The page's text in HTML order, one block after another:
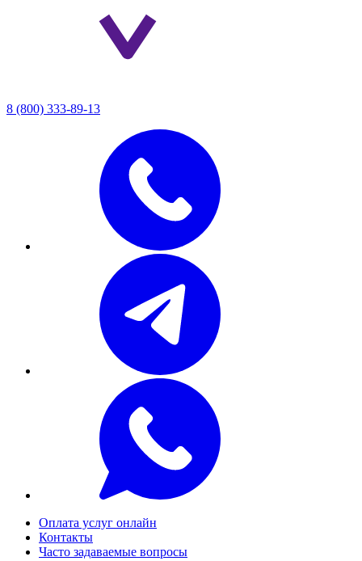
8 (800) 333-89-13
Оплата услуг онлайн
Контакты
Часто задаваемые вопросы